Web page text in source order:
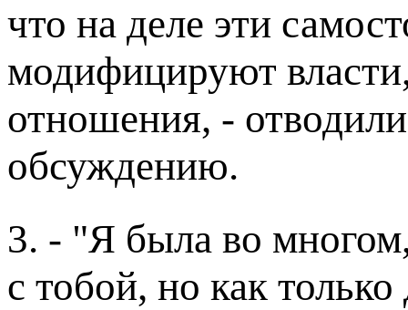
что на деле эти
модифицируют
отношения, -
обсуждению.
3. - "Я была во
с тобой, но как